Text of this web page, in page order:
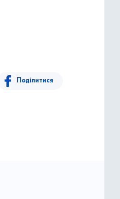
Поділитися